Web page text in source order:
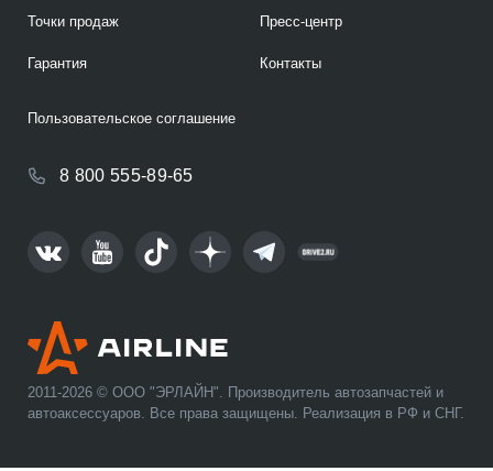
2011-2026 © ООО "ЭРЛАЙН". Производитель автозапчастей и
автоаксессуаров. Все права защищены. Реализация в РФ и СНГ.
Точки продаж
Гарантия
Пресс-центр
Контакты
8 800 555-89-65
Пользовательское соглашение